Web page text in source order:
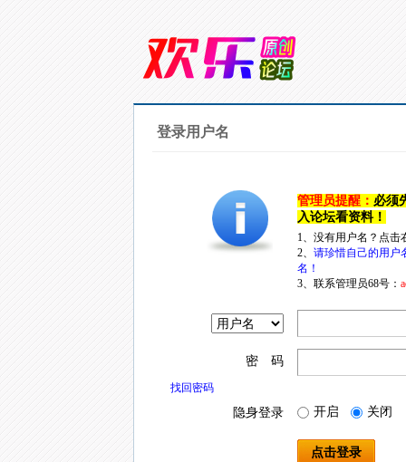
登录用户名
管理员提醒： 必须
入论坛看资料！
1、没有用户名？点
2、 请珍惜自己的用户
名！
3、联系管理员68号：
密 码
找回密码
隐身登录 开启 关闭
点击登录